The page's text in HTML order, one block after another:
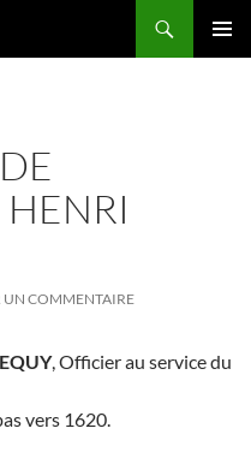
UN COMMENTAIRE
, Officier au service du
vers 1620.